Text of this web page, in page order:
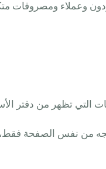
وعملاء ومصروفات
التي تظهر من دفتر
من نفس الصفحة فقط،